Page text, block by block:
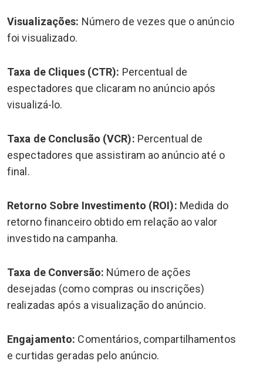
Visualizações: Número de vezes que o anúncio
foi visualizado.
Taxa de Cliques (CTR): Percentual de
espectadores que clicaram no anúncio após
visualizá-lo.
Taxa de Conclusão (VCR): Percentual de
espectadores que assistiram ao anúncio até o
final.
Retorno Sobre Investimento (ROI): Medida do
retorno financeiro obtido em relação ao valor
investido na campanha.
Taxa de Conversão: Número de ações
desejadas (como compras ou inscrições)
realizadas após a visualização do anúncio.
Engajamento: Comentários, compartilhamentos
e curtidas geradas pelo anúncio.